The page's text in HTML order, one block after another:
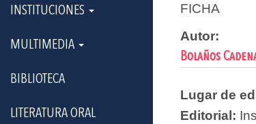
INSTITUCIONES
MULTIMEDIA
BIBLIOTECA
LITERATURA ORAL
FICHA
Autor:
Bolaños
Lugar de
Editorial: